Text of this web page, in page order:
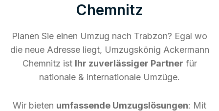
Chemnitz
Planen Sie einen Umzug nach Trabzon? Egal wo
die neue Adresse liegt, Umzugskönig Ackermann
Chemnitz ist Ihr zuverlässiger Partner für
nationale & internationale Umzüge.
Wir bieten umfassende Umzugslösungen: Mit